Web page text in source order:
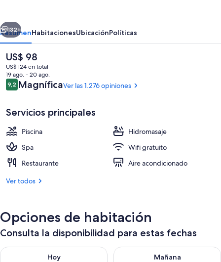
IHG
Exterior
Siguiente
132+
ResumenHabitacionesUbicaciónPolíticas
El
precio
actual
es
de
US$ 98
US$ 124 en total
19 ago. - 20 ago.
Opiniones
9,29,2 de 10
MagníficaVer las 1.276 opiniones
Servicios principales
Piscina
Hidromasaje
Spa
Wifi gratuito
Restaurante
Aire acondicionado
Ver todos
Opciones de habitación
Consulta la disponibilidad para estas fechas
Hoy
Consulta la disponibilidad para hoy ago 9 - ago 10
Mañana
Consulta la disponibilidad